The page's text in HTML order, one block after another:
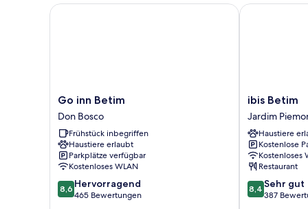
Go
inn
Betim
Don
Bosco
Go inn Betim
Don Bosco
Frühstück inbegriffen
Haustiere erlaubt
Parkplätze verfügbar
Kostenloses WLAN
8.6
von
8,6 Hervorragend
465 Bewertungen
Go inn Betim
ibis
Betim
Jardim
Piemonte
ibis Betim
Jardim
Haustiere
Kostenlose
Kostenloses
Restaurant
8.4
von
8,4 Sehr gut
387
ibis Betim